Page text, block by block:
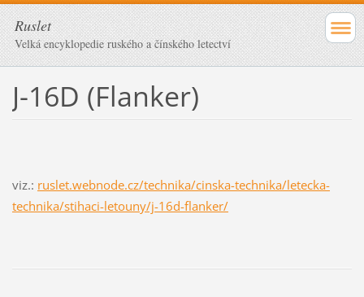
Ruslet
Velká encyklopedie ruského a čínského letectví
J-16D (Flanker)
viz.: ruslet.webnode.cz/technika/cinska-technika/letecka-
technika/stihaci-letouny/j-16d-flanker/